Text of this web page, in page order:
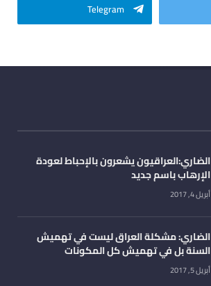
Telegram
الضاري:العراقيون يشعرون بالإحباط لعودة
الإرهاب باسم جديد
أبريل 4, 2017
الضاري: مشكلة العراق ليست في تهميش
السنة بل في تهميش كل المكونات
أبريل 5, 2017